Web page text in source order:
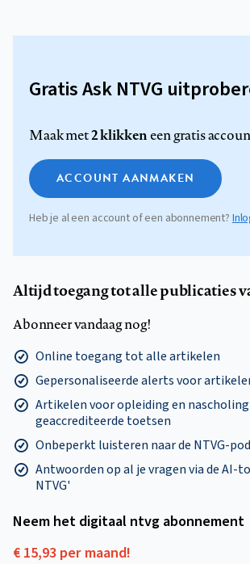
Gratis Ask NTVG
Maak met2 klikkeneen gratis
ACCOUNT AANMAKEN
Heb je al een account of een abonnement?
Altijd toegang tot alle publicaties
Abonneer vandaag nog!
Online toegang tot alle artikelen
Gepersonaliseerde alerts voor
Artikelen voor opleiding en
geaccrediteerde toetsen
Onbeperkt luisteren naar de NTVG-
Antwoorden op al je vragen via de AI-
NTVG'
Neem het digitaal ntvg abonnement
€ 15,93 per maand!